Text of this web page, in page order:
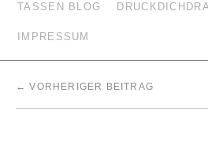
TASSEN BLOG
IMPRESSUM
← VORHERIGER BEITRAG